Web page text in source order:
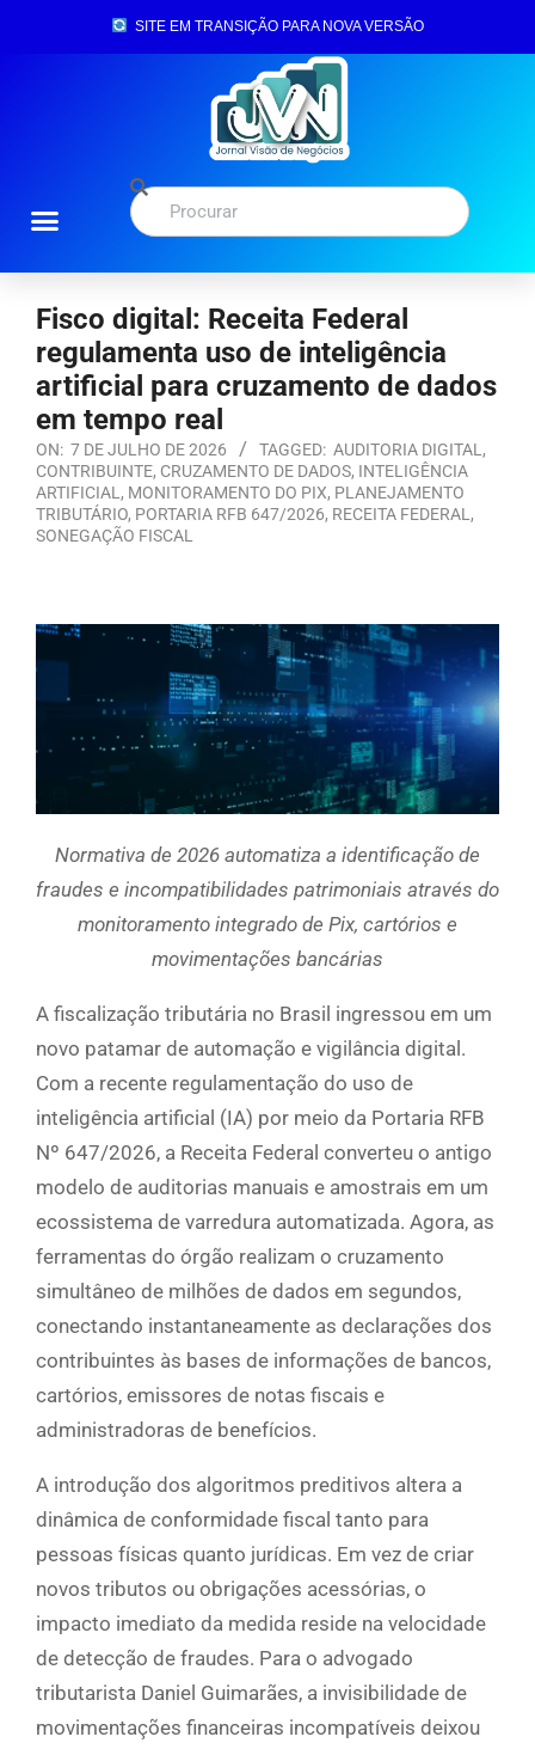
SITE EM TRANSIÇÃO PARA NOVA VERSÃO
Fisco digital: Receita Federal
regulamenta uso de inteligência
artificial para cruzamento de dados
em tempo real
ON: 7 DE JULHO DE 2026 TAGGED: AUDITORIA DIGITAL ,
CONTRIBUINTE, CRUZAMENTO DE DADOS, INTELIGÊNCIA
ARTIFICIAL , MONITORAMENTO DO PIX, PLANEJAMENTO
TRIBUTÁRIO, PORTARIA RFB 647/2026, RECEITA FEDERAL ,
SONEGAÇÃO FISCAL
Normativa de 2026 automatiza a identificação de
fraudes e incompatibilidades patrimoniais através do
monitoramento integrado de Pix, cartórios e
movimentações bancárias
A fiscalização tributária no Brasil ingressou em um
novo patamar de automação e vigilância digital.
Com a recente regulamentação do uso de
inteligência artificial (IA) por meio da Portaria RFB
Nº 647/2026, a Receita Federal converteu o antigo
modelo de auditorias manuais e amostrais em um
ecossistema de varredura automatizada. Agora, as
ferramentas do órgão realizam o cruzamento
simultâneo de milhões de dados em segundos,
conectando instantaneamente as declarações dos
contribuintes às bases de informações de bancos,
cartórios, emissores de notas fiscais e
administradoras de benefícios.
A introdução dos algoritmos preditivos altera a
dinâmica de conformidade fiscal tanto para
pessoas físicas quanto jurídicas. Em vez de criar
novos tributos ou obrigações acessórias, o
impacto imediato da medida reside na velocidade
de detecção de fraudes. Para o advogado
tributarista Daniel Guimarães, a invisibilidade de
movimentações financeiras incompatíveis deixou